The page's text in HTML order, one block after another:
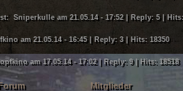
Sniperkulle am 21.05.14 - 17:52 | Reply: 5 | Hits:
am 21.05.14 - 16:45 | Reply: 3 | Hits: 18350
am 17.05.14 - 17:02 | Reply: 9 | Hits: 18518
Mitglieder